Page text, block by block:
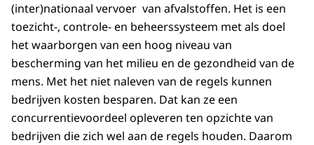
(inter)nationaal vervoer van afvalstoffen. Het is een
toezicht-, controle- en beheerssysteem met als doel
het waarborgen van een hoog niveau van
bescherming van het milieu en de gezondheid van de
mens. Met het niet naleven van de regels kunnen
bedrijven kosten besparen. Dat kan ze een
concurrentievoordeel opleveren ten opzichte van
bedrijven die zich wel aan de regels houden. Daarom